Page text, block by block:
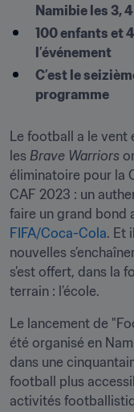
Namibie les 3,
100 enfants et
l’événement
C’est le
programme
Le football a le vent
les Brave Warriors
éliminatoire pour la
CAF 2023 : un
faire un grand bond
FIFA/Coca-Cola. Et
nouvelles
s’est offert, dans la
terrain : l’école.
Le lancement de
été organisé en
dans une
football plus
activités